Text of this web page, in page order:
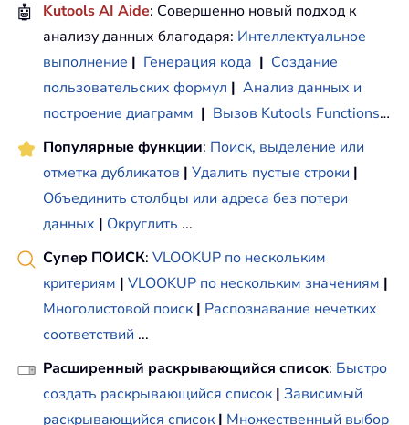
🤖 Kutools AI Aide: Совершенно новый подход к
анализу данных благодаря: Интеллектуальное
выполнение | Генерация кода | Создание
пользовательских формул | Анализ данных и
построение диаграмм | Вызов Kutools Functions…
Популярные функции: Поиск, выделение или
отметка дубликатов | Удалить пустые строки |
Объединить столбцы или адреса без потери
данных | Округлить ...
Супер ПОИСК: VLOOKUP по нескольким
критериям | VLOOKUP по нескольким значениям |
Многолистовой поиск | Распознавание нечетких
соответствий ...
Расширенный раскрывающийся список: Быстро
создать раскрывающийся список | Зависимый
раскрывающийся список | Множественный выбор